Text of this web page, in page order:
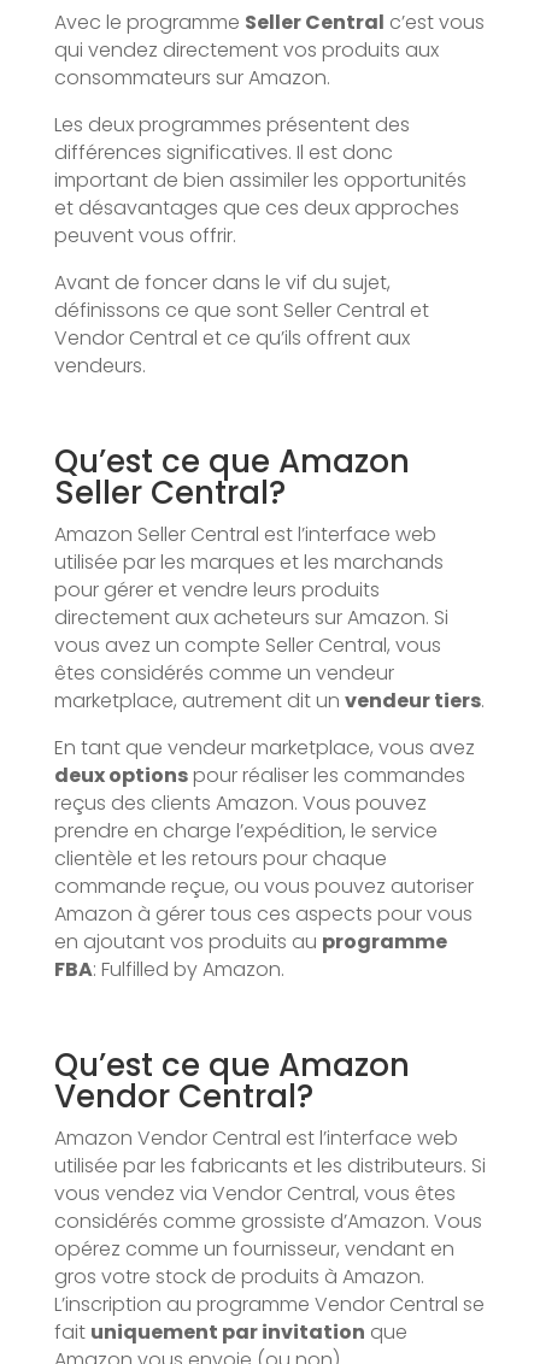
Avec le programme Seller Central c’est vous
qui vendez directement vos produits aux
consommateurs sur Amazon.
Les deux programmes présentent des
différences significatives. Il est donc
important de bien assimiler les opportunités
et désavantages que ces deux approches
peuvent vous offrir.
Avant de foncer dans le vif du sujet,
définissons ce que sont Seller Central et
Vendor Central et ce qu’ils offrent aux
vendeurs.
Qu’est ce que Amazon
Seller Central?
Amazon Seller Central est l’interface web
utilisée par les marques et les marchands
pour gérer et vendre leurs produits
directement aux acheteurs sur Amazon. Si
vous avez un compte Seller Central, vous
êtes considérés comme un vendeur
marketplace, autrement dit un vendeur tiers.
En tant que vendeur marketplace, vous avez
deux optionspour réaliser les commandes
reçus des clients Amazon. Vous pouvez
prendre en charge l’expédition, le service
clientèle et les retours pour chaque
commande reçue, ou vous pouvez autoriser
Amazon à gérer tous ces aspects pour vous
en ajoutant vos produits au programme
FBA: Fulfilled by Amazon.
Qu’est ce que Amazon
Vendor Central?
Amazon Vendor Central est l’interface web
utilisée par les fabricants et les distributeurs. Si
vous vendez via Vendor Central, vous êtes
considérés comme grossiste d’Amazon. Vous
opérez comme un fournisseur, vendant en
gros votre stock de produits à Amazon.
L’inscription au programme Vendor Central se
fait uniquement par invitation que